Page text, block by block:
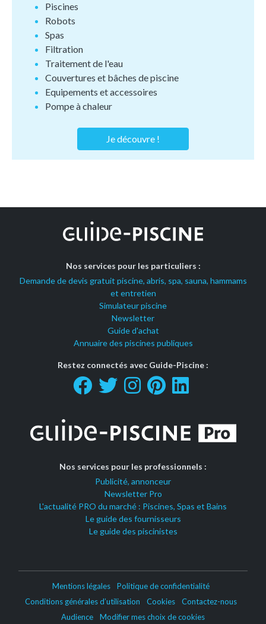
Piscines
Robots
Spas
Filtration
Traitement de l'eau
Couvertures et bâches de piscine
Equipements et accessoires
Pompe à chaleur
Je découvre !
Nos services pour les particuliers :
Demande de devis gratuit piscine, abris, spa, sauna, hammams
et entretien
Simulateur piscine
Newsletter
Guide d'achat
Annuaire des piscines publiques
Restez connectés avec Guide-Piscine :
Nos services pour les professionnels :
Publicité, annonceur
Newsletter Pro
L'actualité PRO du marché : Piscines, Spas et Bains
Le guide des fournisseurs
Le guide des piscinistes
Mentions légales
Politique de confidentialité
Conditions générales d’utilisation
Cookies
Contactez-nous
Audience
Modifier mes choix de cookies